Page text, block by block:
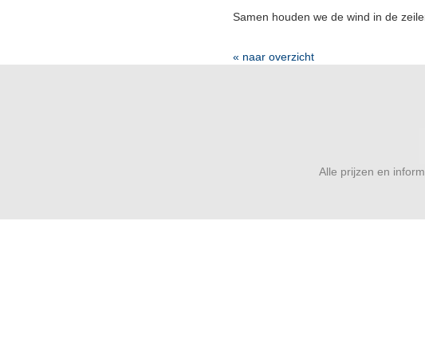
Samen houden we de wind in de
« naar overzicht
Alle prijzen en